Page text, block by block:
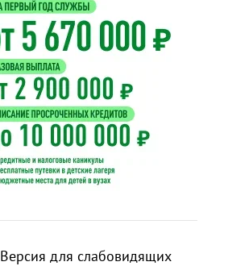
Версия для слабовидящих